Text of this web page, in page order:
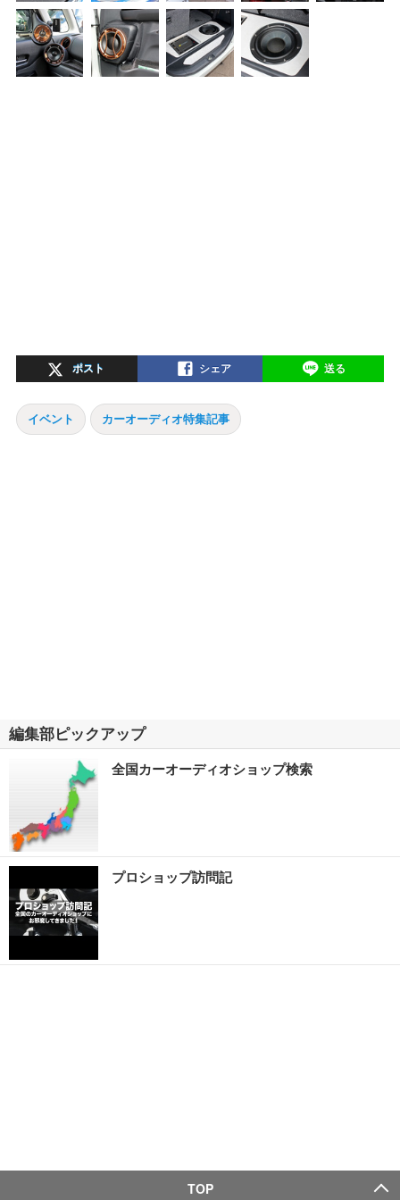
ポスト シェア 送る
イベント カーオーディオ特集記事
編集部ピックアップ
全国カーオーディオショップ検索
プロショップ訪問記
TOP